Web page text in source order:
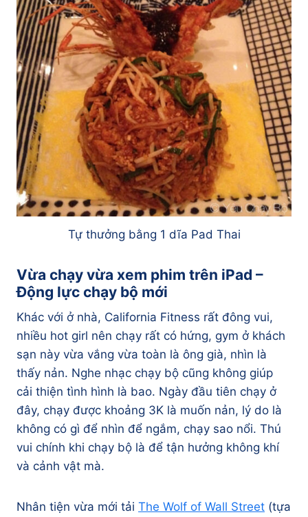
Tự thưởng bằng 1 dĩa Pad Thai
Vừa chạy vừa xem phim trên iPad –
Động lực chạy bộ mới
Khác với ở nhà, California Fitness rất đông vui,
nhiều hot girl nên chạy rất có hứng, gym ở khách
sạn này vừa vắng vừa toàn là ông già, nhìn là
thấy nản. Nghe nhạc chạy bộ cũng không giúp
cải thiện tình hình là bao. Ngày đầu tiên chạy ở
đây, chạy được khoảng 3K là muốn nản, lý do là
không có gì để nhìn để ngắm, chạy sao nổi. Thú
vui chính khi chạy bộ là để tận hưởng không khí
và cảnh vật mà.
Nhân tiện vừa mới tải The Wolf of Wall Street (tựa